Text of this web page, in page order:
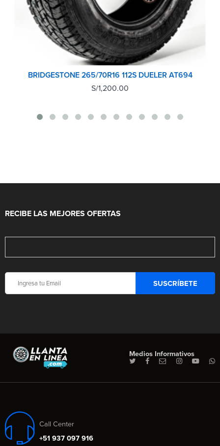
BRIDGESTONE 265/70R16 112S DUELER AT694
S/1,200.00
RECIBE LAS MEJORES OFERTAS
Medios Informativos
Call Center
+51 937 097 916